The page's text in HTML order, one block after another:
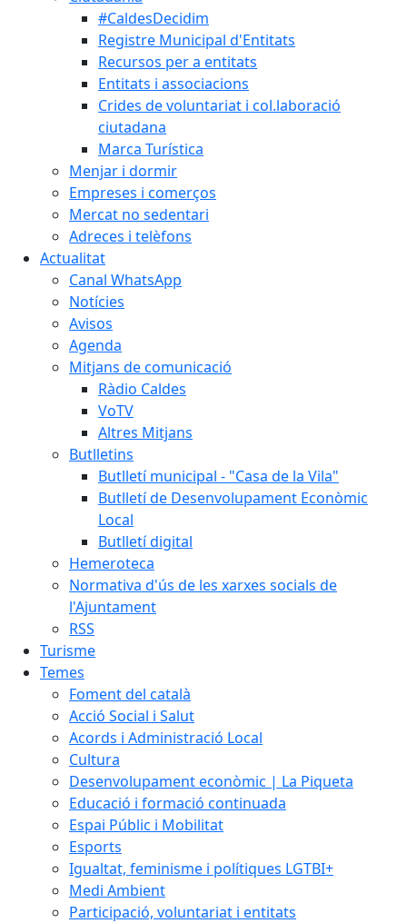
#CaldesDecidim
Registre Municipal d'Entitats
Recursos per a entitats
Entitats i associacions
Crides de voluntariat i col.laboració
ciutadana
Marca Turística
Menjar i dormir
Empreses i comerços
Mercat no sedentari
Adreces i telèfons
Actualitat
Canal WhatsApp
Notícies
Avisos
Agenda
Mitjans de comunicació
Ràdio Caldes
VoTV
Altres Mitjans
Butlletins
Butlletí municipal - "Casa de la Vila"
Butlletí de Desenvolupament Econòmic
Local
Butlletí digital
Hemeroteca
Normativa d'ús de les xarxes socials de
l'Ajuntament
RSS
Turisme
Temes
Foment del català
Acció Social i Salut
Acords i Administració Local
Cultura
Desenvolupament econòmic | La Piqueta
Educació i formació continuada
Espai Públic i Mobilitat
Esports
Igualtat, feminisme i polítiques LGTBI+
Medi Ambient
Participació, voluntariat i entitats